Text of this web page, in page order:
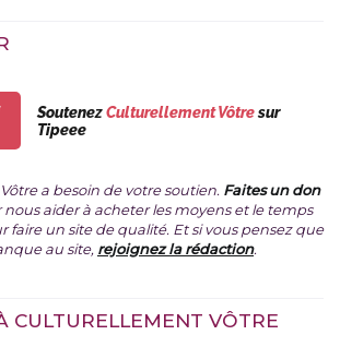
SoutenezCulturellement Vôtresur
Tipeee
a besoin de votre soutien. Faites un don
aider à acheter les moyens et le temps
faire un site de qualité. Et si vous pensez que
au site, rejoignez la rédaction.
CULTURELLEMENT VÔTRE